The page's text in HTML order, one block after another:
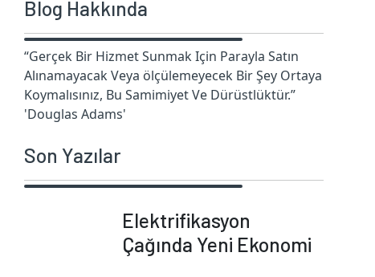
Blog Hakkında
“Gerçek Bir Hizmet Sunmak Için Parayla Satın
Alınamayacak Veya ölçülemeyecek Bir Şey Ortaya
Koymalısınız, Bu Samimiyet Ve Dürüstlüktür.”
'Douglas Adams'
Son Yazılar
Elektrifikasyon
Çağında Yeni Ekonomi